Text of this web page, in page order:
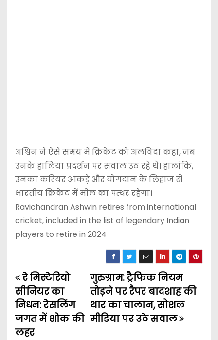
अश्विन ने ऐसे समय में क्रिकेट को अलविदा कहा, जब
उनके हालिया प्रदर्शन पर सवाल उठ रहे थे। हालांकि,
उनका करियर आंकड़े और योगदान के लिहाज से
भारतीय क्रिकेट में मील का पत्थर रहेगा।
Ravichandran Ashwin retires from international
cricket, included in the list of legendary Indian
players to retire in 2024
P
o
s
गुरुग्राम: ट्रैफिक नियम
तोड़ने पर रैपर बादशाह की
थार का चालान, सोशल
मीडिया पर उठे सवाल
रे मिस्टेरियो
सीनियर का
निधन: रेसलिंग
जगत में शोक की
लहर